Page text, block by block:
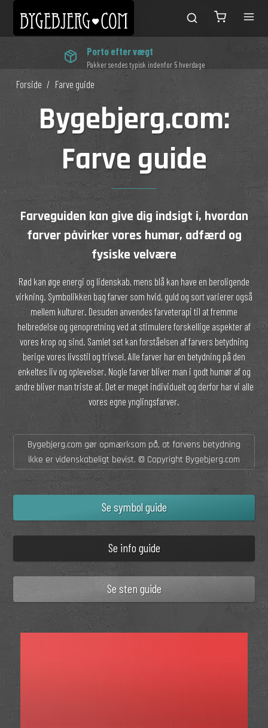
Håndbundne Mala's siden 2006
Design og smykker er håndlavet i Danmark
Forside / Farve guide
Bygebjerg.com:
Farve guide
Farveguiden kan give dig indsigt i, hvordan
farver påvirker vores humør, adfærd og
fysiske velvære
Rød kan øge energi og lidenskab, mens blå kan have en beroligende
virkning. Symbolikken bag farver som hvid, guld og sort varierer også
mellem kulturer. Desuden anvendes farveterapi til at fremme
helbredelse og genopretning ved at stimulere forskellige aspekter af
vores krop og sind. Samlet set kan forståelsen af farvers betydning
berige vores livsstil og trivsel. Alle farver har en betydning på den
enkeltes liv og oplevelser. Nogle farver bliver man i godt humør af og
andre bliver man triste af. Det er meget individuelt og derfor har vi alle
vores egne ynglingsfarver.
Bygebjerg.com gør opmærksom på, at farvens betydning
ikke er videnskabeligt bevist. © Copyright Bygebjerg.com
Se symbol guide
Se info guide
Se sten guide